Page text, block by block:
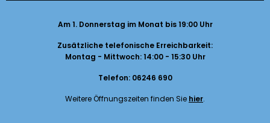
Am 1. Donnerstag im Monat bis 19:00 Uhr
Zusätzliche telefonische Erreichbarkeit:
Montag - Mittwoch: 14:00 - 15:30 Uhr
Telefon: 06246 690
Weitere Öffnungszeiten finden Sie hier.